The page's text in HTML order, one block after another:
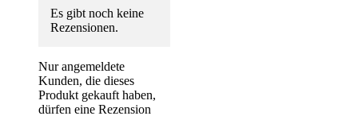
Es gibt noch keine
Rezensionen.
Nur angemeldete
Kunden, die dieses
Produkt gekauft haben,
dürfen eine Rezension